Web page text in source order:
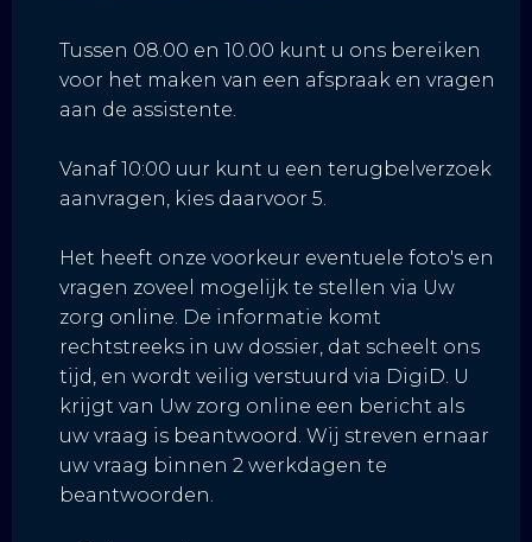
Tussen 08.00 en 10.00 kunt u ons bereiken
voor het maken van een afspraak en vragen
aan de assistente.
Vanaf 10:00 uur kunt u een terugbelverzoek
aanvragen, kies daarvoor 5.
Het heeft onze voorkeur eventuele foto's en
vragen zoveel mogelijk te stellen via Uw
zorg online. De informatie komt
rechtstreeks in uw dossier, dat scheelt ons
tijd, en wordt veilig verstuurd via DigiD. U
krijgt van Uw zorg online een bericht als
uw vraag is beantwoord. Wij streven ernaar
uw vraag binnen 2 werkdagen te
beantwoorden.